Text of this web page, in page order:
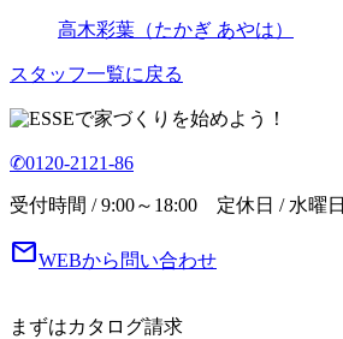
高木彩葉（たかぎ あやは）
スタッフ一覧に戻る
で家づくりを始めよう！
✆0120-2121-86
受付時間 / 9:00～18:00 定休日 / 水曜日
mailWEBから問い合わせ
まずはカタログ請求